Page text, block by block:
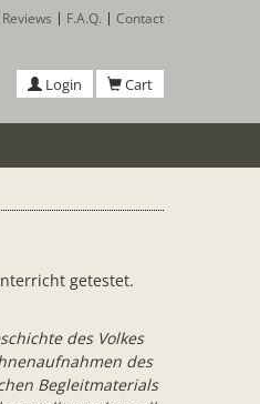
Reviews F.A.Q. Contact
Login Cart
getestet.
des Volkes
des
Begleitmaterials